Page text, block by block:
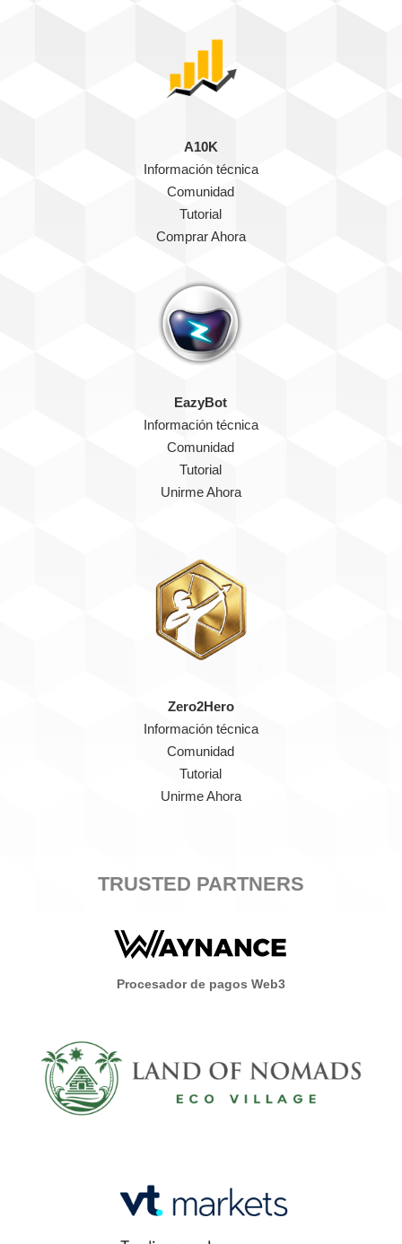
A10K
Información técnica
Comunidad
Tutorial
Comprar Ahora
EazyBot
Información técnica
Comunidad
Tutorial
Unirme Ahora
Zero2Hero
Información técnica
Comunidad
Tutorial
Unirme Ahora
TRUSTED PARTNERS
Procesador de pagos Web3